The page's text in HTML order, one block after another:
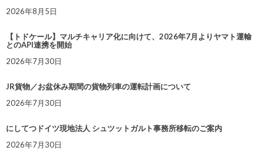
2026年8月5日
【トドケール】マルチキャリア化に向けて、2026年7月よりヤマト運輸
とのAPI連携を開始
2026年7月30日
JR貨物／お盆休み期間の貨物列車の運転計画について
2026年7月30日
にしてつドイツ現地法人 シュツットガルト事務所移転のご案内
2026年7月30日